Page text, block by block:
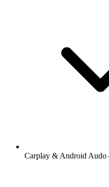
Carplay & Android Audo